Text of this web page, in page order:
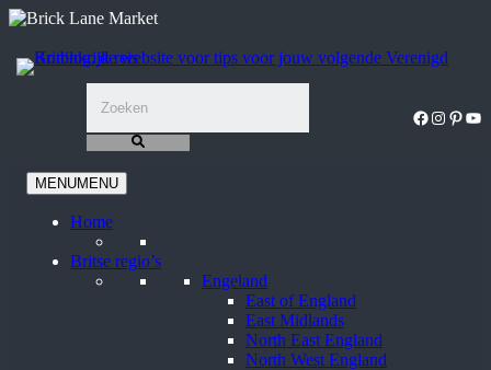
Ga
de
inhoud
Facebook
MENUMENU
Home
Britse regio’s
Engeland
East of England
East Midlands
North East England
North West England